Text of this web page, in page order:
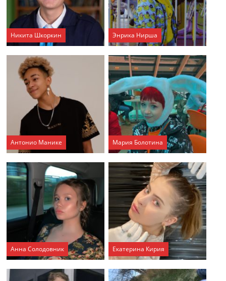
Никита Шкоркин Энрика Нирша
Антонио Манике Мария Болотина
Анна Солодовник Екатерина Кирия